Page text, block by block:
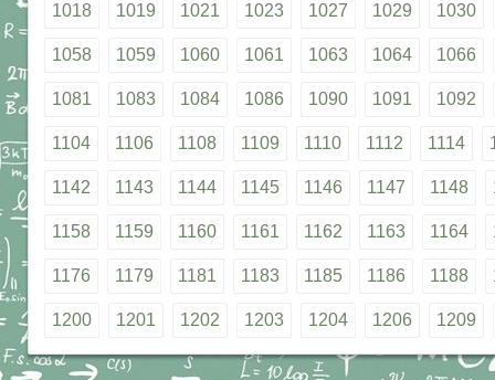
1018 1019 1021 1023 1027 1029 1030
1058 1059 1060 1061 1063 1064 1066
1081 1083 1084 1086 1090 1091 1092
1104 1106 1108 1109 1110 1112 1114
1142 1143 1144 1145 1146 1147 1148
1158 1159 1160 1161 1162 1163 1164
1176 1179 1181 1183 1185 1186 1188
1200 1201 1202 1203 1204 1206 1209